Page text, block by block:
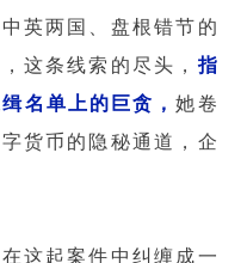
英两国、盘根错节的
这条线索的尽头，指
名单上的巨贪，她卷
货币的隐秘通道，企
这起案件中纠缠成一